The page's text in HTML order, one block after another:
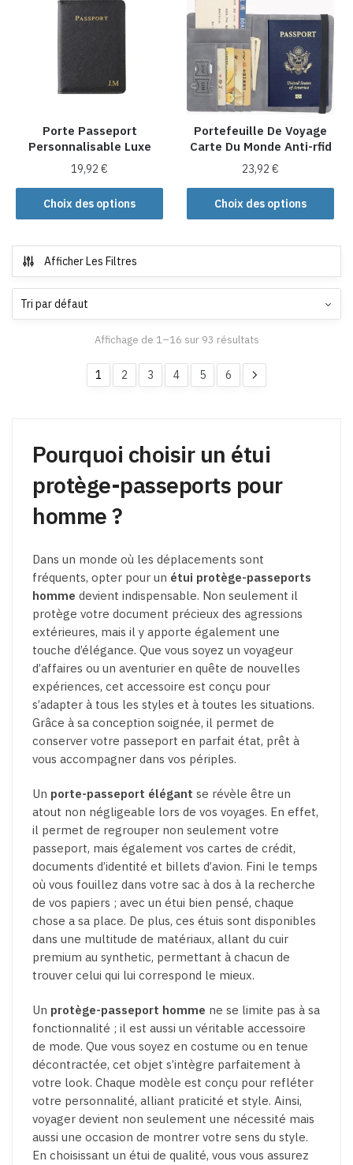
Les
options
peuvent
choisies
la
page
du
produit
Les
options
peuvent
choisies
sur
la
page
du
produit
Porte Passeport
Personnalisable Luxe
19,92€
Choix des options
Ce
produit
plusieurs
variations.
Les
choisies
sur
produit
Portefeuille De Voyage
Carte Du Monde Anti-rfid
23,92€
Choix des options
Ce
produit
variations.
Les
choisies
sur
du
produit
Afficher Les Filtres
Affichage de 1–16 sur 93 résultats
1 2 3 4 5 6
Pourquoi choisir un étui
protège-passeports pour
homme ?
Dans un monde où les déplacements sont
fréquents, opter pour un étui protège-passeports
homme devient indispensable. Non seulement il
protège votre document précieux des agressions
extérieures, mais il y apporte également une
touche d’élégance. Que vous soyez un voyageur
d’affaires ou un aventurier en quête de nouvelles
expériences, cet accessoire est conçu pour
s’adapter à tous les styles et à toutes les situations.
Grâce à sa conception soignée, il permet de
conserver votre passeport en parfait état, prêt à
vous accompagner dans vos périples.
Un porte-passeport élégant se révèle être un
atout non négligeable lors de vos voyages. En effet,
il permet de regrouper non seulement votre
passeport, mais également vos cartes de crédit,
documents d’identité et billets d’avion. Fini le temps
où vous fouillez dans votre sac à dos à la recherche
de vos papiers ; avec un étui bien pensé, chaque
chose a sa place. De plus, ces étuis sont disponibles
dans une multitude de matériaux, allant du cuir
premium au synthetic, permettant à chacun de
trouver celui qui lui correspond le mieux.
Un protège-passeport homme ne se limite pas à sa
fonctionnalité ; il est aussi un véritable accessoire
de mode. Que vous soyez en costume ou en tenue
décontractée, cet objet s’intègre parfaitement à
votre look. Chaque modèle est conçu pour refléter
votre personnalité, alliant praticité et style. Ainsi,
voyager devient non seulement une nécessité mais
aussi une occasion de montrer votre sens du style.
En choisissant un étui de qualité, vous vous assurez